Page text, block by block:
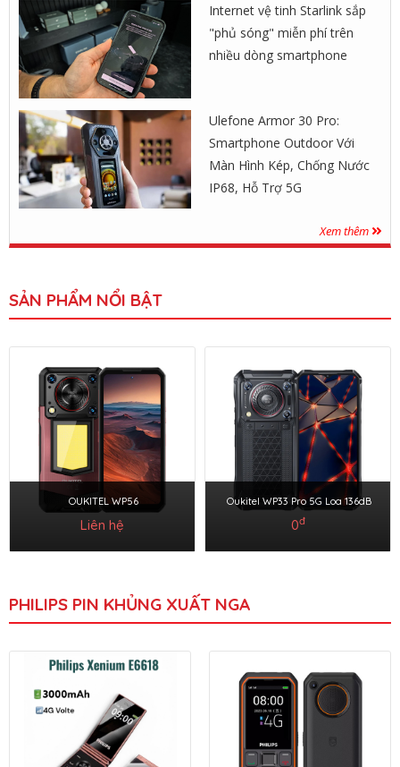
Internet vệ tinh Starlink sắp
"phủ sóng" miễn phí trên
nhiều dòng smartphone
Ulefone Armor 30 Pro:
Smartphone Outdoor Với
Màn Hình Kép, Chống Nước
IP68, Hỗ Trợ 5G
Xem thêm
SẢN PHẨM NỔI BẬT
OUKITEL WP56
Liên hệ
Oukitel WP33 Pro 5G Loa 136dB
0đ
PHILIPS PIN KHỦNG XUẤT NGA